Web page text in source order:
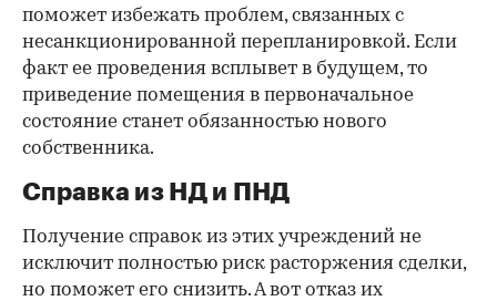
поможет избежать проблем, связанных с
несанкционированной перепланировкой. Если
факт ее проведения всплывет в будущем, то
приведение помещения в первоначальное
состояние станет обязанностью нового
собственника.
Справка из НД и ПНД
Получение справок из этих учреждений не
исключит полностью риск расторжения сделки,
но поможет его снизить. А вот отказ их